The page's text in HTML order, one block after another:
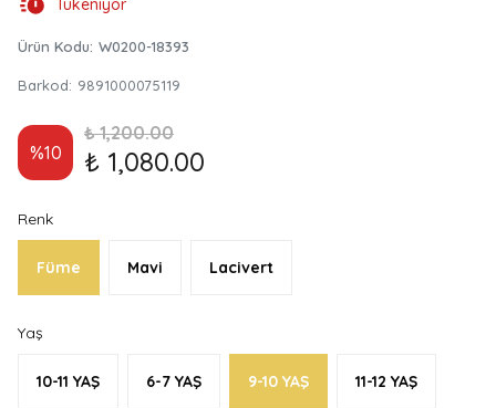
Tükeniyor
Ürün Kodu: W0200-18393
Barkod: 9891000075119
%10
₺ 1,200.00
₺ 1,080.00
Renk
Füme Mavi Lacivert
Yaş
10-11 YAŞ 6-7 YAŞ 9-10 YAŞ 11-12 YAŞ